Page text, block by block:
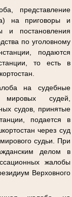
представление
на приговоры и
и постановления
по уголовному
подаются
то есть в
на судебные
судей,
судов, принятые
подается в
через суд
судьи. При
делом в
жалобы
Верховного